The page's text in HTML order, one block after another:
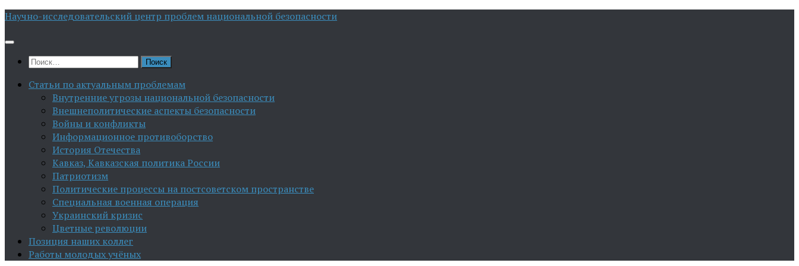
Перейти
содержимому
Научно-исследовательский центр проблем национальной безопасности
Найти:
Статьи по актуальным проблемам
Внутренние угрозы национальной безопасности
Внешнеполитические аспекты безопасности
Войны и конфликты
Информационное противоборство
История Отечества
Кавказ, Кавказская политика России
Патриотизм
Политические процессы на постсоветском пространстве
Специальная военная операция
Украинский кризис
Цветные революции
Позиция наших коллег
Работы молодых учёных